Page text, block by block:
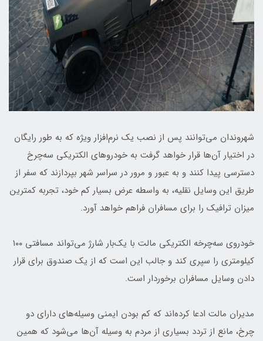
شهروندان می‌توانند پس از نصب یک نرم‌افزار ویژه که به طور رایگان
در اختیار آن‌ها قرار خواهد گرفت به خودروهای الکتریکی سه‌چرخ
دسترسی پیدا کنند و به عبور و مرور در سراسر شهر بپردازند که سفر از
طریق این وسایل نقلیه، به واسطه عرض بسیار کم خود، تجربه کمترین
میزان ترافیک را برای مسافران فراهم خواهد آورد.
خودروی سه‌چرخه الکتریکی مالت با یک‌بار شارژ می‌تواند مسافتی ۱۰۰
کیلومتری را سپری کند و جالب این است که از یک صندوق برای قرار
دادن وسایل مسافران برخوردار است.
مدیران مالت ادعا کرده‌اند که کم بودن ایمنی وسیله‌های دارای دو
چرخ، مانع از تردد بسیاری از مردم به وسیله آن‌ها می‌شود که همین